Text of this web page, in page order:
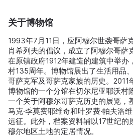
关于博物馆
1993年7月11日，应阿穆尔世袭哥萨
肖希列夫的倡议，成立了阿穆尔哥萨
在原镇政府1912年建造的建筑中举办
村135周年。博物馆展出了生活用品
哥萨克军及哥萨克家族的历史。
博物馆的一个分馆在切尔尼亚耶沃村
一个关于阿穆尔哥萨克历史的展览，
马克·季莫费耶维奇和叶罗费·帕夫洛
远征。此外，档案资料辅以17世纪的
穆尔地区土地的定居情况。